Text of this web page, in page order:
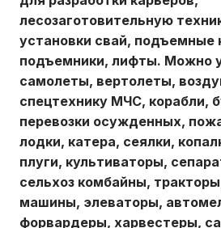
лесозаготовительную
установки свай, подъемные
подъемники, лифты. Можно
самолеты, вертолеты,
спецтехнику МЧС, корабли,
перевозки осужденных,
лодки, катера, сеялки,
плуги, культиваторы,
сельхоз комбайны,
машины, элеваторы,
форвардеры, харвестеры,